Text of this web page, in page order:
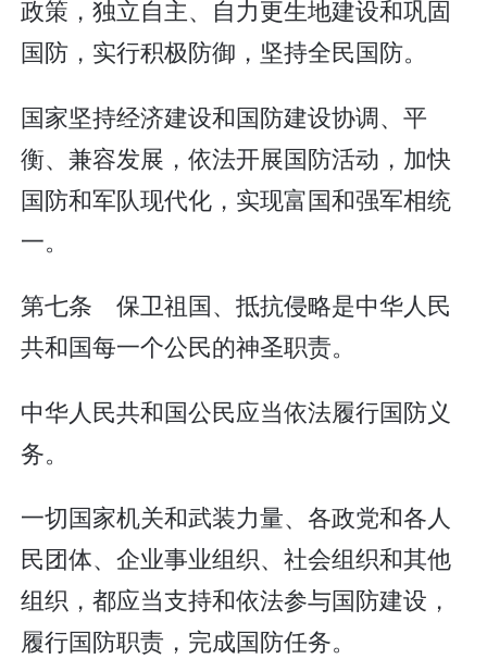
政策，独立自主、自力更生地建设和巩固
国防，实行积极防御，坚持全民国防。
国家坚持经济建设和国防建设协调、平
衡、兼容发展，依法开展国防活动，加快
国防和军队现代化，实现富国和强军相统
一。
第七条 保卫祖国、抵抗侵略是中华人民
共和国每一个公民的神圣职责。
中华人民共和国公民应当依法履行国防义
务。
一切国家机关和武装力量、各政党和各人
民团体、企业事业组织、社会组织和其他
组织，都应当支持和依法参与国防建设，
履行国防职责，完成国防任务。